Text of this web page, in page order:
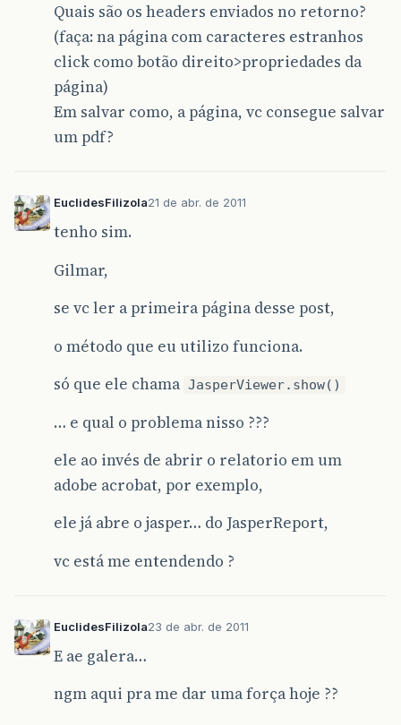
Quais são os headers enviados no retorno?
(faça: na página com caracteres estranhos
click como botão direito>propriedades da
página)
Em salvar como, a página, vc consegue salvar
um pdf?
EuclidesFilizola21 de abr. de 2011
tenho sim.
Gilmar,
se vc ler a primeira página desse post,
o método que eu utilizo funciona.
só que ele chama JasperViewer.show()
… e qual o problema nisso ???
ele ao invés de abrir o relatorio em um
adobe acrobat, por exemplo,
ele já abre o jasper… do JasperReport,
vc está me entendendo ?
EuclidesFilizola23 de abr. de 2011
E ae galera…
ngm aqui pra me dar uma força hoje ??